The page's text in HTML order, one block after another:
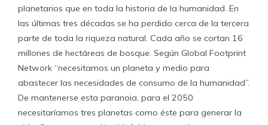
planetarios que en toda la historia de la humanidad. En
las últimas tres décadas se ha perdido cerca de la tercera
parte de toda la riqueza natural. Cada año se cortan 16
millones de hectáreas de bosque. Según Global Footprint
Network “necesitamos un planeta y medio para
abastecer las necesidades de consumo de la humanidad”.
De mantenerse esta paranoia, para el 2050
necesitaríamos tres planetas como éste para generar la